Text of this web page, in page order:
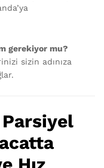
gerekiyor mu?
sizin adınıza